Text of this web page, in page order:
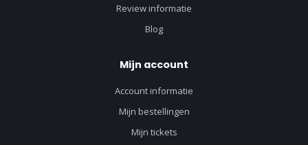
Review informatie
Blog
Mijn account
Account informatie
Mijn bestellingen
Mijn tickets